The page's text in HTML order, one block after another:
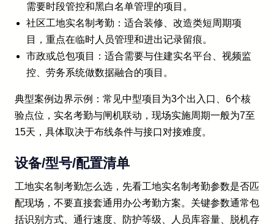
需要时段管控和黑白名单管理的项目。
社区工地实名制考勤：适合装修、改造类短周期项
目，重点在临时人员管理和进出记录留痕。
市政或总包项目：适合需要与住建实名平台、视频监
控、劳务系统做数据融合的项目。
典型案例边界示例：常见中型项目为3个出入口、6个核
验点位，实名考勤与闸机联动，现场实施周期一般为7至
15天，具体取决于布线条件与接口对接难度。
设备/型号/配置清单
工地实名制考勤怎么选，先看工地实名制考勤参数是否匹
配现场，不要直接套通用办公考勤方案。关键参数通常包
括识别方式、通行速度、防护等级、人员库容量、脱机存